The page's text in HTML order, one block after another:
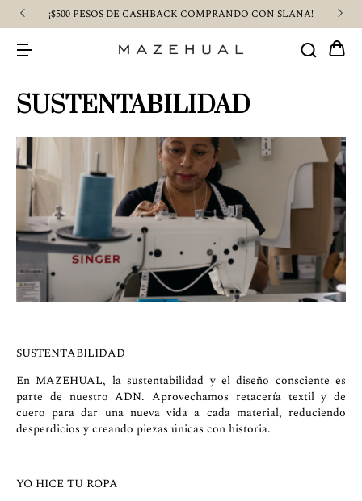
¡$500 PESOS DE CASHBACK COMPRANDO CON SLANA!
SUSTENTABILIDAD
SUSTENTABILIDAD
En MAZEHUAL, la sustentabilidad y el diseño consciente es
parte de nuestro ADN. Aprovechamos retacería textil y de
cuero para dar una nueva vida a cada material, reduciendo
desperdicios y creando piezas únicas con historia.
YO HICE TU ROPA